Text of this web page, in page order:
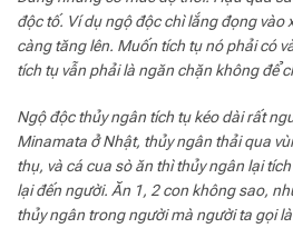
độc tố. Ví dụ ngộ độc chì lắng đọng vào
càng tăng lên. Muốn tích tụ nó phải có
tích tụ vẫn phải là ngăn chặn không để
Ngộ độc thủy ngân tích tụ kéo dài rất
Minamata ở Nhật, thủy ngân thải qua
thụ, và cá cua sò ăn thì thủy ngân lại
lại đến người. Ăn 1, 2 con không sao,
thủy ngân trong người mà người ta gọi